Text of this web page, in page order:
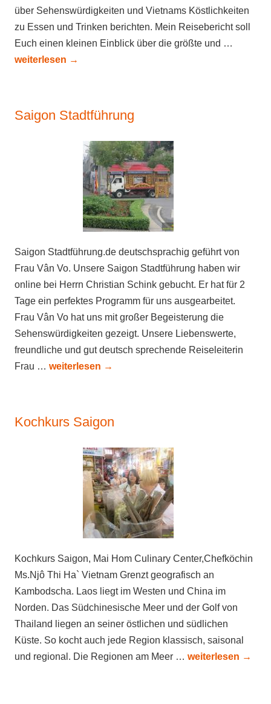
über Sehenswürdigkeiten und Vietnams Köstlichkeiten
zu Essen und Trinken berichten. Mein Reisebericht soll
Euch einen kleinen Einblick über die größte und …
weiterlesen →
Saigon Stadtführung
Saigon Stadtführung.de deutschsprachig geführt von
Frau Vân Vo. Unsere Saigon Stadtführung haben wir
online bei Herrn Christian Schink gebucht. Er hat für 2
Tage ein perfektes Programm für uns ausgearbeitet.
Frau Vân Vo hat uns mit großer Begeisterung die
Sehenswürdigkeiten gezeigt. Unsere Liebenswerte,
freundliche und gut deutsch sprechende Reiseleiterin
Frau … weiterlesen →
Kochkurs Saigon
Kochkurs Saigon, Mai Hom Culinary Center,Chefköchin
Ms.Njô Thi Ha` Vietnam Grenzt geografisch an
Kambodscha. Laos liegt im Westen und China im
Norden. Das Südchinesische Meer und der Golf von
Thailand liegen an seiner östlichen und südlichen
Küste. So kocht auch jede Region klassisch, saisonal
und regional. Die Regionen am Meer … weiterlesen →